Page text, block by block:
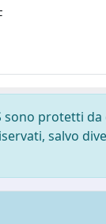
sono protetti
salvo